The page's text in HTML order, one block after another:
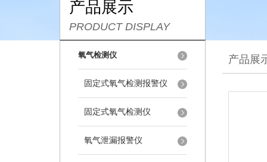
产品展示
PRODUCT DISPLAY
氧气检测仪
固定式氧气检测报警仪
固定式氧气检测仪
氧气泄漏报警仪
产品展